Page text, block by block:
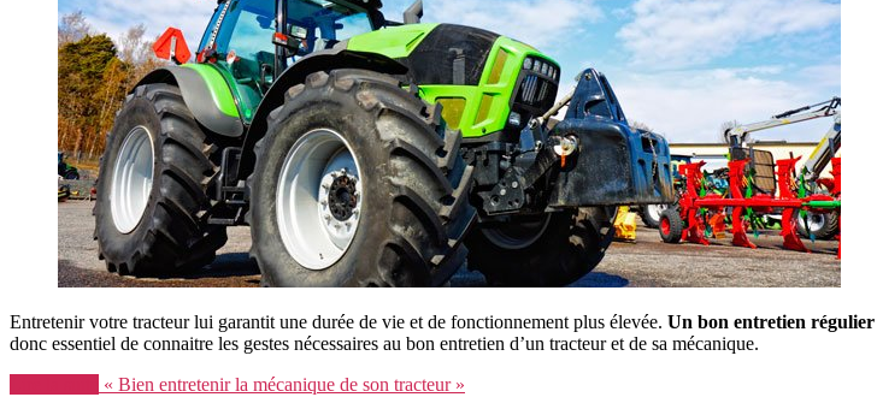
Entretenir votre tracteur lui garantit une durée de vie et de fonctionnement plus élevée. Un bon entretien
donc essentiel de connaitre les gestes nécessaires au bon entretien d’un tracteur et de sa mécanique.
« Bien entretenir la mécanique de son tracteur »